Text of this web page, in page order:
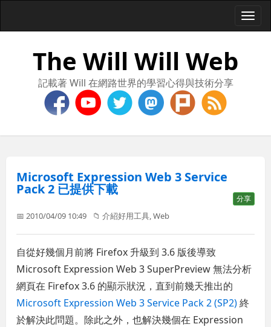
The Will Will Web
記載著 Will 在網路世界的學習心得與技術分享
Microsoft Expression Web 3 Service
Pack 2 已提供下載
分享
📅 2010/04/09 10:49 📁介紹好用工具 ,Web
自從好幾個月前將 Firefox 升級到 3.6 版後導致
Microsoft Expression Web 3 SuperPreview 無法分析
網頁在 Firefox 3.6 的顯示狀況，直到前幾天推出的
Microsoft Expression Web 3 Service Pack 2 (SP2)終
於解決此問題。除此之外，也解決幾個在 Expression